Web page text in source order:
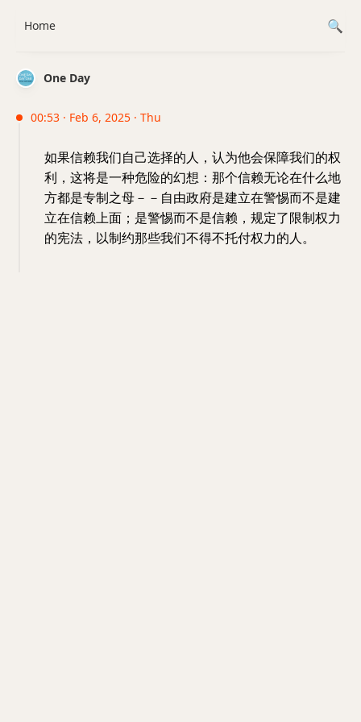
One Day
00:53 · Feb 6, 2025 · Thu
如果信赖我们自己选择的人，认为他会保障我们的权
利，这将是一种危险的幻想：那个信赖无论在什么地
方都是专制之母－－自由政府是建立在警惕而不是建
立在信赖上面；是警惕而不是信赖，规定了限制权力
的宪法，以制约那些我们不得不托付权力的人。
Home